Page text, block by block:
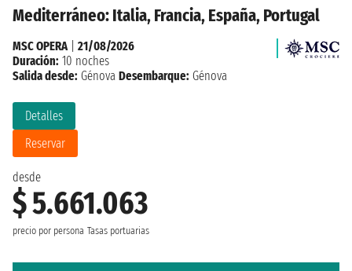
Mediterráneo: Italia, Francia, España, Portugal
desde
$ 5.661.063
precio por persona Tasas portuarias
Detalles
Reservar
MSC OPERA| 21/08/2026
Duración: 10 noches
Salida desde: Génova Desembarque: Génova